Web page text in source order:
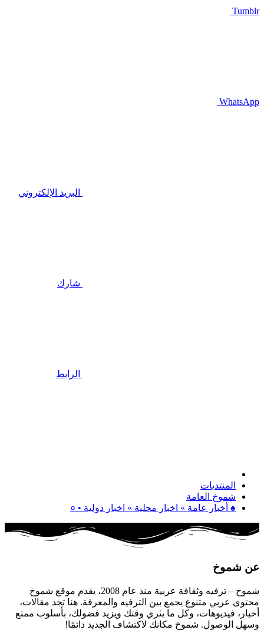
Tumblr
WhatsApp
البريد الإلكتروني
شارك
الرابط
المنتديات
شموخ العامة
♠ أخبار عامة » اخبار محلية » اخبار دولية • ०
عن شموخ
شموخ – ترفيه وثقافة عربية منذ عام 2008، يقدم موقع شموخ
محتوى عربي متنوع يجمع بين الترفيه والمعرفة. هنا تجد مقالات،
أخبار، فيديوهات، وكل ما يثري وقتك ويزيد فضولك، بأسلوب ممتع
وسهل الوصول. شموخ مكانك لاكتشاف الجديد دائمًا!